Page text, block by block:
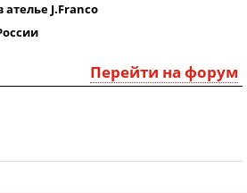
J.Franco
Перейти на форум